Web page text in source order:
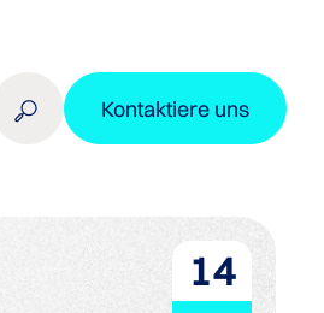
Kontaktiere uns
14